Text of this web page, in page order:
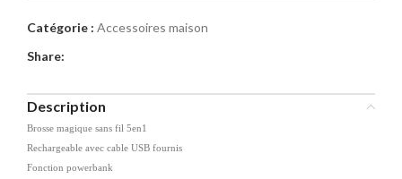
Catégorie : Accessoires maison
Share:
Description
Brosse magique sans fil 5en1
Rechargeable avec cable USB fournis
Fonction powerbank